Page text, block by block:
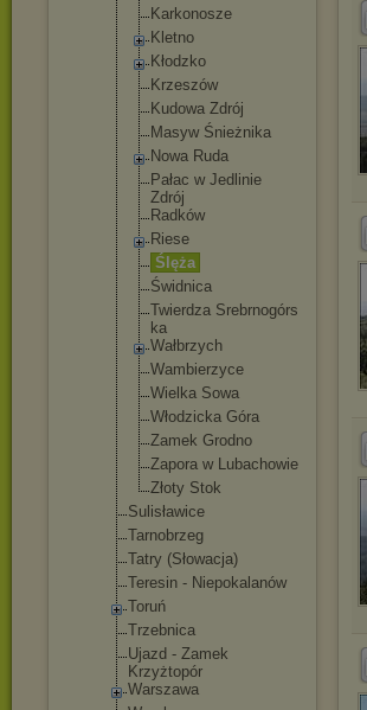
Karkonosze
Kletno
Kłodzko
Krzeszów
Kudowa Zdrój
Masyw Śnieżnika
Nowa Ruda
Pałac w Jedlinie
Zdrój
Radków
Riese
Ślęża
Świdnica
Twierdza Srebrnogórs
ka
Wałbrzych
Wambierzyce
Wielka Sowa
Włodzicka Góra
Zamek Grodno
Zapora w Lubachowie
Złoty Stok
Sulisławice
Tarnobrzeg
Tatry (Słowacja)
Teresin - Niepokalanów
Toruń
Trzebnica
Ujazd - Zamek
Krzyżtopór
Warszawa